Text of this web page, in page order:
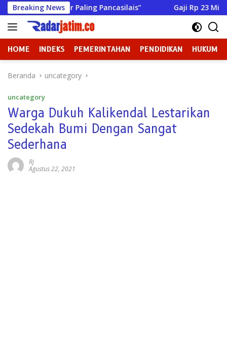
Langsung
ke
konten
Breaking News
“Biar Paling Pancasilais” Gaji Rp 23 Miliar
HOME INDEKS PEMERINTAHAN PENDIDIKAN HUKUM
Beranda uncategory
uncategory
Warga Dukuh Kalikendal Lestarikan
Sedekah Bumi Dengan Sangat
Sederhana
Rj
Agustus 22, 2021